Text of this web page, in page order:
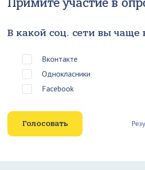
Примите участие в
В какой соц. сети вы чаще
Вконтакте
Однокласники
Facebook